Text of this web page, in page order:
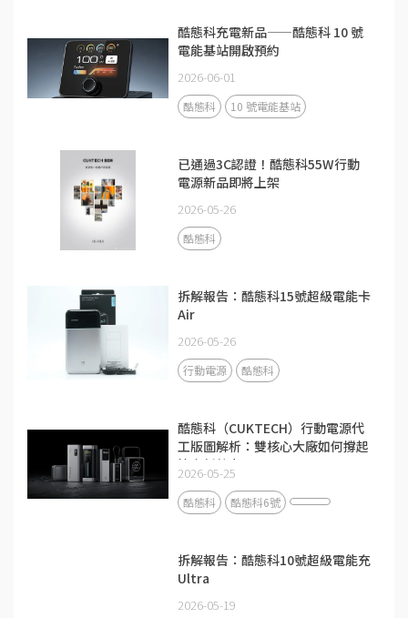
酷態科充電新品——酷態科 10 號
電能基站開啟預約
2026-06-01
酷態科 10 號電能基站
已通過3C認證！酷態科55W行動
電源新品即將上架
2026-05-26
酷態科
拆解報告：酷態科15號超級電能卡
Air
2026-05-26
行動電源 酷態科
酷態科（CUKTECH）行動電源代
工版圖解析：雙核心大廠如何撐起
快充新勢力？
2026-05-25
酷態科 酷態科6號
拆解報告：酷態科10號超級電能充
Ultra
2026-05-19